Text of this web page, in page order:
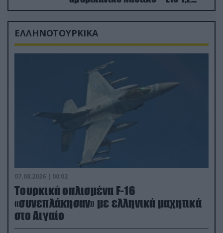
δισ.δολάρια το κόστος
ΕΛΛΗΝΟΤΟΥΡΚΙΚΑ
07.08.2026 | 00:02
Τουρκικά οπλισμένα F-16
«συνεπλάκησαν» με ελληνικά μαχητικά
στο Αιγαίο